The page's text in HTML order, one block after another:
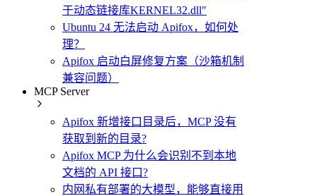
于动态链接库KERNEL32.dll"
Ubuntu 24 无法启动 Apifox，如何处
理？
Apifox 启动白屏修复方案（沙箱机制
兼容问题）
MCP Server
Apifox 新增接口目录后，MCP 没有
获取到新的目录?
Apifox MCP 为什么会识别不到本地
文档的 API 接口?
内网私有部署的大模型，能够直接用